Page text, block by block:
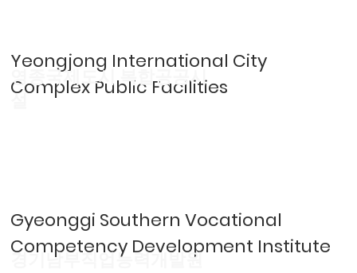
Yeongjong International City
Complex Public Facilities
영종국제도시 복합공공시
설
Gyeonggi Southern Vocational
Competency Development Institute
경기남부직업능력개발원